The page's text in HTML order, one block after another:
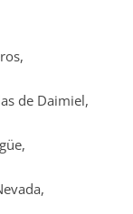
de Daimiel,